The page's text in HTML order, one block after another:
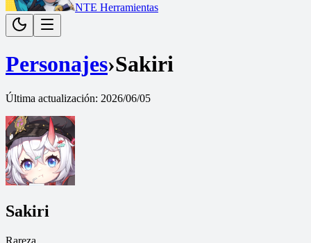
NTE Herramientas
Personajes›Sakiri
Última actualización: 2026/06/05
Sakiri
Rareza